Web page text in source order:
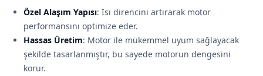
Özel Alaşım Yapısı: Isı direncini artırarak motor
performansını optimize eder.
Hassas Üretim: Motor ile mükemmel uyum sağlayacak
şekilde tasarlanmıştır, bu sayede motorun dengesini
korur.